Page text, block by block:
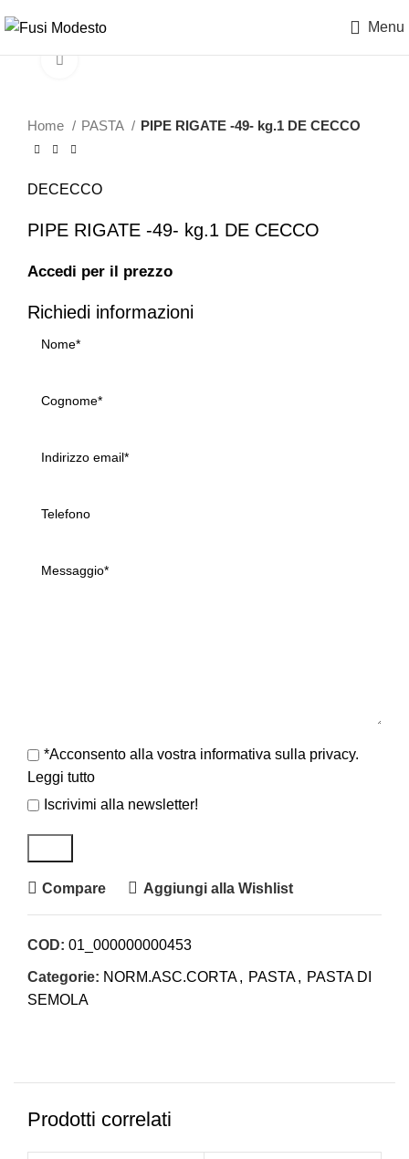
Menu
Clicca per ingrandire
Home PASTA PIPE RIGATE -49- kg.1 DE CECCO
DECECCO
PIPE RIGATE -49- kg.1 DE CECCO
Accedi per il prezzo
Richiedi informazioni
*Acconsento alla vostra informativa sulla privacy.
Leggi tutto
Iscrivimi alla newsletter!
Compare Aggiungi alla Wishlist
COD: 01_000000000453
Categorie: NORM.ASC.CORTA, PASTA, PASTA DI
SEMOLA
Prodotti correlati